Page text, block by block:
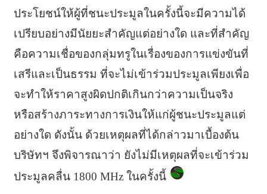
ประโยชน์ให้ผู้ที่ชนะประมูลในครั้งนี้จะมีความได้
เปรียบอย่างมีนัยยะสำคัญแต่อย่างใด และที่สำคัญ
คือความเชื่อของกลุ่มทรูในเรื่องของการแข่งขันที่
เสรีและเป็นธรรม ที่จะไม่เข้าร่วมประมูลเพียงเพื่อ
จะทำให้ราคาสูงผิดปกติเกินกว่าความเป็นจริง
หรือสร้างภาระทางการเงินให้แก่ผู้ชนะประมูลแต่
อย่างใด ดังนั้น ด้วยเหตุผลที่ได้กล่าวมาเบื้องต้น
บริษัทฯ จึงพิจารณาว่า ยังไม่มีเหตุผลที่จะเข้าร่วม
ประมูลคลื่น 1800 MHz ในครั้งนี้